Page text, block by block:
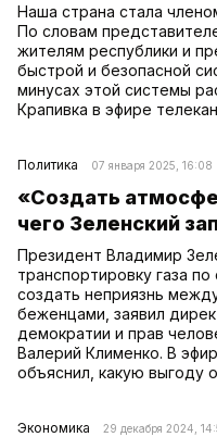
Наша страна стала
По словам
жителям республики и
быстрой и безопасной
минусах этой системы
Крапивка в эфире
Политика 07 января 2025, 16:08
«Создать
чего Зеленский
Президент Владимир
транспортировку газа
создать неприязнь
беженцами, заявил
демократии и прав
Валерий Клименко. В
объяснил, какую выгоду
Экономика 29 декабря 2024,